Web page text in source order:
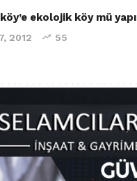
ekolojik köy mü
2012 55